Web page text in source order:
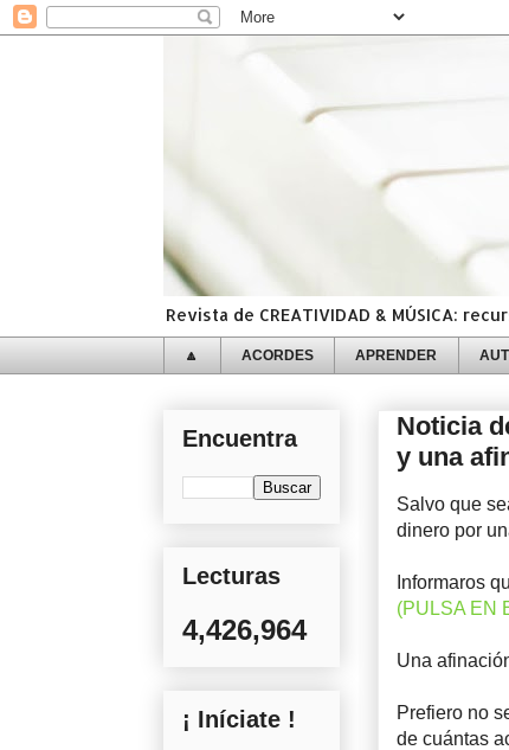
Revista de CREATIVIDAD & MÚSICA:
🔼 ACORDES APRENDER
Noticia
y una
Salvo que
dinero por
Informaros
(PULSA EN
Una
Prefiero no
de cuántas
Encuentra
Lecturas
4,426,964
¡ Iníciate !